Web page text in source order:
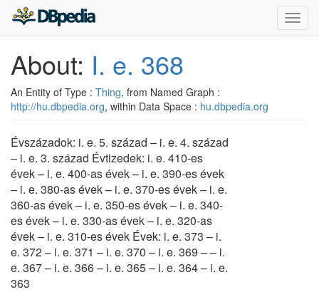
About: I. e. 368
An Entity of Type : Thing, from Named Graph :
http://hu.dbpedia.org, within Data Space : hu.dbpedia.org
Évszázadok: i. e. 5. század – i. e. 4. század
– i. e. 3. század Évtizedek: i. e. 410-es
évek – i. e. 400-as évek – i. e. 390-es évek
– i. e. 380-as évek – i. e. 370-es évek – i. e.
360-as évek – i. e. 350-es évek – i. e. 340-
es évek – i. e. 330-as évek – i. e. 320-as
évek – i. e. 310-es évek Évek: i. e. 373 – i.
e. 372 – i. e. 371 – i. e. 370 – i. e. 369 – – i.
e. 367 – i. e. 366 – i. e. 365 – i. e. 364 – i. e.
363